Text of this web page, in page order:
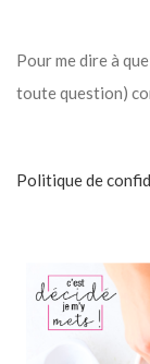
Pour me dire à
toute question)
Politique de